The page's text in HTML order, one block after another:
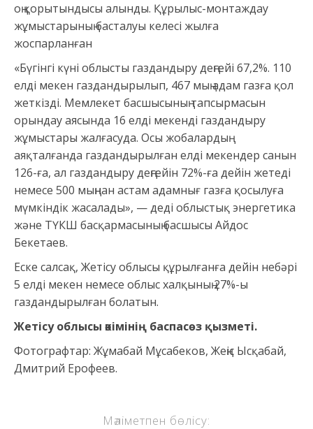
оң қорытындысы алынды. Құрылыс-монтаждау
жұмыстарының басталуы келесі жылға
жоспарланған
«Бүгінгі күні облысты газдандыру деңгейі 67,2%. 110
елді мекен газдандырылып, 467 мың адам газға қол
жеткізді. Мемлекет басшысының тапсырмасын
орындау аясында 16 елді мекенді газдандыру
жұмыстары жалғасуда. Осы жобалардың
аяқталғанда газдандырылған елді мекендер санын
126-ға, ал газдандыру деңгейін 72%-ға дейін жетеді
немесе 500 мыңнан астам адамнығ газға қосылуға
мүмкіндік жасалады», — деді облыстық энергетика
және ТҮКШ басқармасының басшысы Айдос
Бекетаев.
Еске салсақ, Жетісу облысы құрылғанға дейін небәрі
5 елді мекен немесе облыс халқының 27%-ы
газдандырылған болатын.
Жетісу облысы әкімінің баспасөз қызметі.
Фотографтар: Жұмабай Мұсабеков, Жеңіс Ысқабай,
Дмитрий Ерофеев.
Мәліметпен бөлісу: